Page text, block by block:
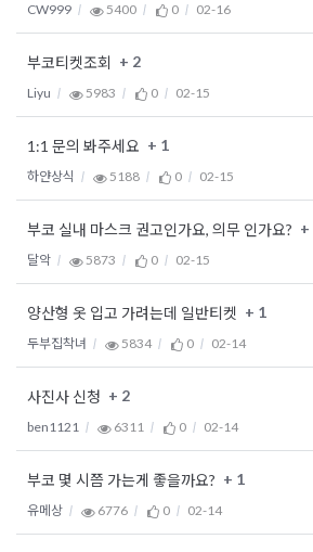
CW999 5400 0 02-16
부코티켓조회 + 2
Liyu 5983 0 02-15
1:1 문의 봐주세요 + 1
하얀상식 5188 0 02-15
부코 실내 마스크 권고인가요, 의무 인가요? +
달악 5873 0 02-15
양산형 옷 입고 가려는데 일반티켓 + 1
두부집착녀 5834 0 02-14
사진사 신청 + 2
ben1121 6311 0 02-14
부코 몇 시쯤 가는게 좋을까요? + 1
유메상 6776 0 02-14